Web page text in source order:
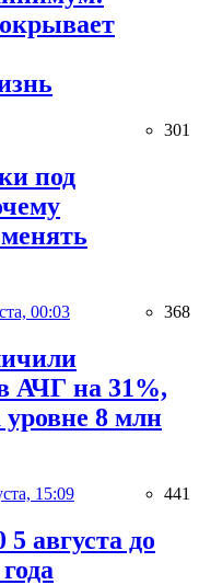
301
под
00:03 368
АЧГ на 31%,
8 млн
15:09 441
августа до